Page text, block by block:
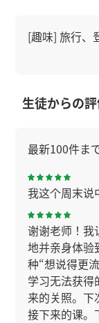
[趣味] 旅行、
生徒からの
最新100件ま
我这个周末说
谢谢老师！我
地并亲身体验
种“想说得更
学习无法获得
来的关照。
接下来的课。